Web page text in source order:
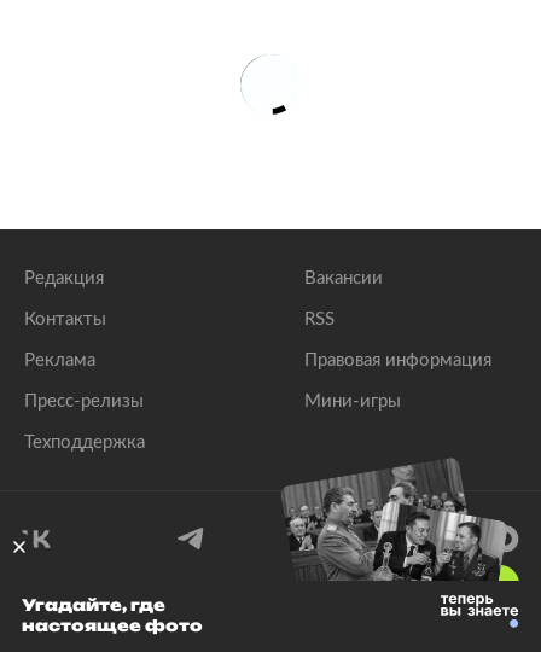
Редакция
Контакты
Реклама
Пресс-релизы
Техподдержка
Вакансии
RSS
Правовая информация
Мини-игры
© 1999–2026 Все права защищены.
Угадайте, где
настоящее фото